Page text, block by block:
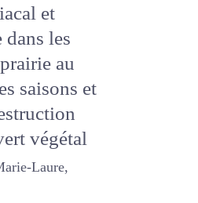
l'azote
et
les
au
saisons
du